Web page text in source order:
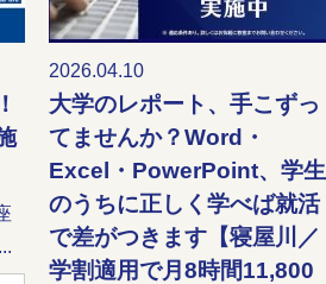
2026.04.10
大学のレポート、手こずっ
てませんか？Word・
Excel・PowerPoint、学生
のうちに正しく学べば就活
で差がつきます【寝屋川／
学割適用で月8時間11,800